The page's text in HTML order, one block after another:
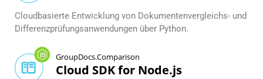
Cloudbasierte Entwicklung von Dokumentenvergleichs- und
Differenzprüfungsanwendungen über Python.
GroupDocs.Comparison
Cloud SDK for Node.js